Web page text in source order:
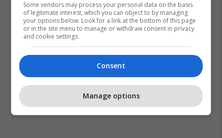
Some vendors may process your personal data on the basis
of legitimate interest, which you can object to by managing
your options below. Look for a link at the bottom of this page
or in the site menu to manage or withdraw consent in privacy
and cookie settings.
Consent
Manage options